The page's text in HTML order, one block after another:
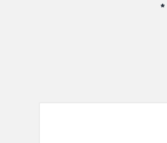
*